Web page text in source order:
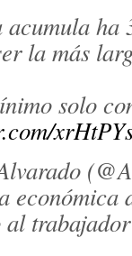
acumula
la más
solo
económica
al